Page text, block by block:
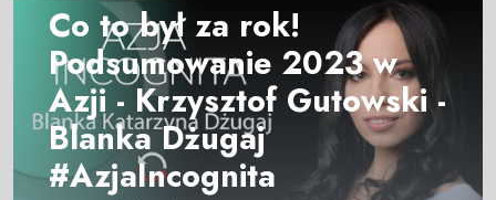
Co to był za rok!
Podsumowanie 2023 w
Azji - Krzysztof Gutowski -
Blanka Dżugaj
#AzjaIncognita